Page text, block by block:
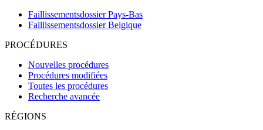
Faillissementsdossier Pays-Bas
Faillissementsdossier Belgique
PROCÉDURES
Nouvelles procédures
Procédures modifiées
Toutes les procédures
Recherche avancée
RÉGIONS